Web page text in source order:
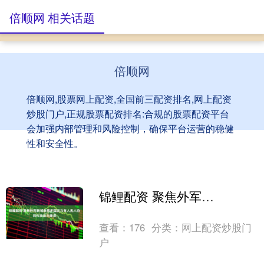
倍顺网
倍顺网,股票网上配资,全国前三配资排名,网上配资
炒股门户,正规股票配资排名:合规的股票配资平台
会加强内部管理和风险控制，确保平台运营的稳健
性和安全性。
倍顺网 相关话题
锦鲤配资 聚焦外军新域新质多国发力有人无人协同作战能力建设
查看： 176 分类： 网上配资炒股门
户